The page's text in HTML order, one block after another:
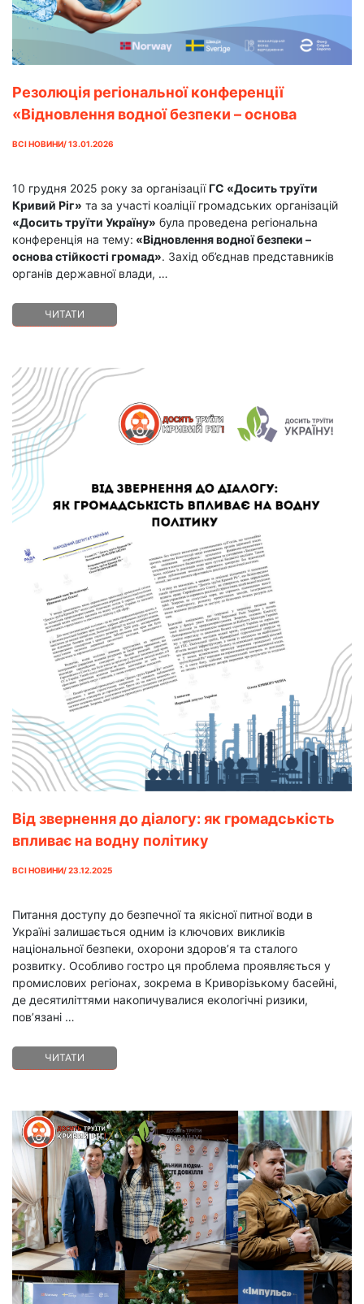
Резолюція регіональної конференції
«Відновлення водної безпеки – основа
ВСІ НОВИНИ/ 13.01.2026
10 грудня 2025 року за організаціїГС «Досить труїти
Кривий Ріг» та за участі коаліції громадських організацій
«Досить труїти Україну» була проведена регіональна
конференція на тему: «Відновлення водної безпеки –
основа стійкості громад». Захід об’єднав представників
органів державної влади, …
ЧИТАТИ
Від звернення до діалогу: як громадськість
впливає на водну політику
ВСІ НОВИНИ/ 23.12.2025
Питання доступу до безпечної та якісної питної води в
Україні залишається одним із ключових викликів
національної безпеки, охорони здоров’я та сталого
розвитку. Особливо гостро ця проблема проявляється у
промислових регіонах, зокрема в Криворізькому басейні,
де десятиліттями накопичувалися екологічні ризики,
пов’язані …
ЧИТАТИ